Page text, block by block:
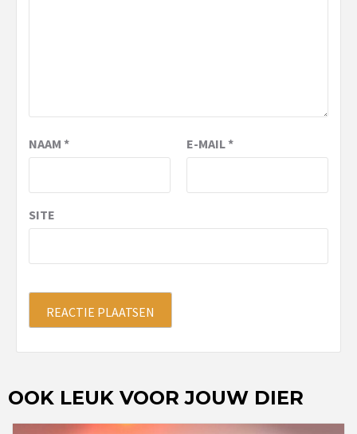
NAAM * E-MAIL*
SITE
OOK LEUK VOOR JOUW DIER